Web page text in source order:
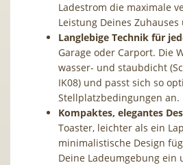
Ladestrom die maximale
Leistung Deines
Langlebige Technik für
Garage oder Carport. Die
wasser- und staubdicht
IK08) und passt sich so
Stellplatzbedingungen an.
Kompaktes, elegantes
Toaster, leichter als ein
minimalistische Design
Deine Ladeumgebung